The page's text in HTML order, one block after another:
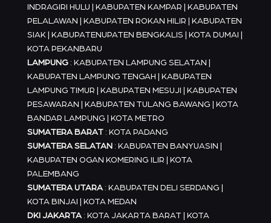
INDRAGIRI HULU | KABUPATEN KAMPAR | KABUPATEN
PELALAWAN | KABUPATEN ROKAN HILIR | KABUPATEN
SIAK | KABUPATENUPATEN BENGKALIS | KOTA DUMAI |
KOTA PEKANBARU
LAMPUNG: KABUPATEN LAMPUNG SELATAN |
KABUPATEN LAMPUNG TENGAH | KABUPATEN
LAMPUNG TIMUR | KABUPATEN MESUJI | KABUPATEN
PESAWARAN | KABUPATEN TULANG BAWANG | KOTA
BANDAR LAMPUNG | KOTA METRO
SUMATERA BARAT: KOTA PADANG
SUMATERA SELATAN: KABUPATEN BANYUASIN |
KABUPATEN OGAN KOMERING ILIR | KOTA
PALEMBANG
SUMATERA UTARA: KABUPATEN DELI SERDANG |
KOTA BINJAI | KOTA MEDAN
DKI JAKARTA: KOTA JAKARTA BARAT | KOTA